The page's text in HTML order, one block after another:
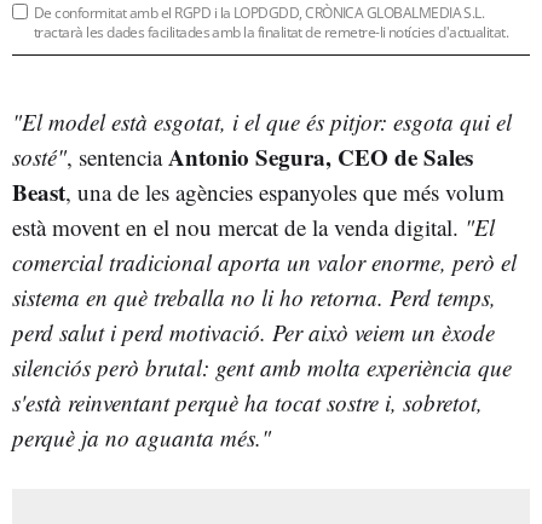
De conformitat amb el RGPD i la LOPDGDD, CRÒNICA GLOBALMEDIA S.L.
tractarà les dades facilitades amb la finalitat de remetre-li notícies d'actualitat.
"El model està esgotat, i el que és pitjor: esgota qui el
sosté", sentenciaAntonio Segura, CEO de Sales
Beast, una de les agències espanyoles que més volum
està movent en el nou mercat de la venda digital. "El
comercial tradicional aporta un valor enorme, però el
sistema en què treballa no li ho retorna. Perd temps,
perd salut i perd motivació. Per això veiem un èxode
silenciós però brutal: gent amb molta experiència que
s'està reinventant perquè ha tocat sostre i, sobretot,
perquè ja no aguanta més."